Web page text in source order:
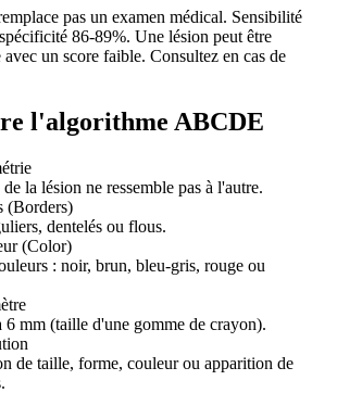
pas un examen médical. Sensibilité
86-89%. Une lésion peut être
avec un score faible. Consultez en cas de
l'algorithme ABCDE
la lésion ne ressemble pas à l'autre.
dentelés ou flous.
(Color)
: noir, brun, bleu-gris, rouge ou
6 mm (taille d'une gomme de crayon).
de taille, forme, couleur ou apparition de